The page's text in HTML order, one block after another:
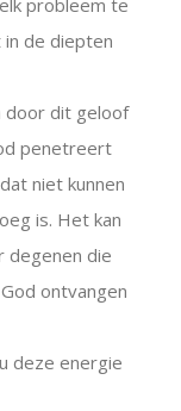
probleem te
de diepten
door dit geloof
penetreert
niet kunnen
is. Het kan
degenen die
ontvangen
deze energie